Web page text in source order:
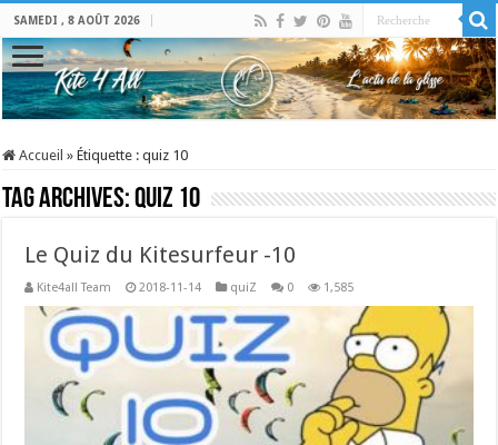
SAMEDI , 8 AOÛT 2026
Accueil » Étiquette :quiz 10
Tag Archives:quiz 10
Le Quiz du Kitesurfeur -10
Kite4all Team 2018-11-14 quiZ 0 1,585